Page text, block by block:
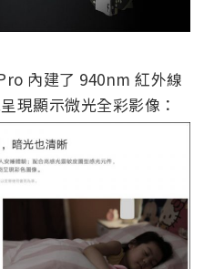
內建了 940nm 紅外線
現顯示微光全彩影像：